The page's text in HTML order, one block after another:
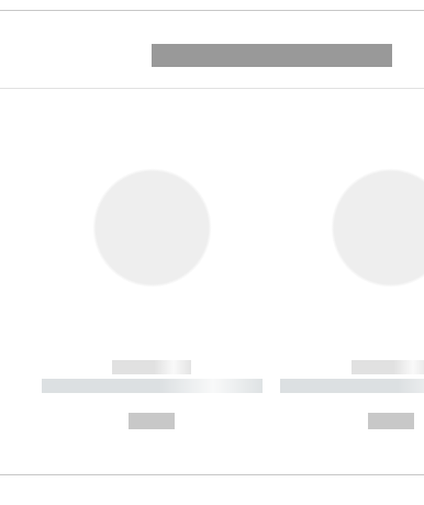
------------
----------- ----------- ----------
-----------